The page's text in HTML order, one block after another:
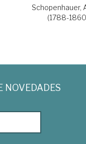
Schopenhauer,
(1788-
NOVEDADES